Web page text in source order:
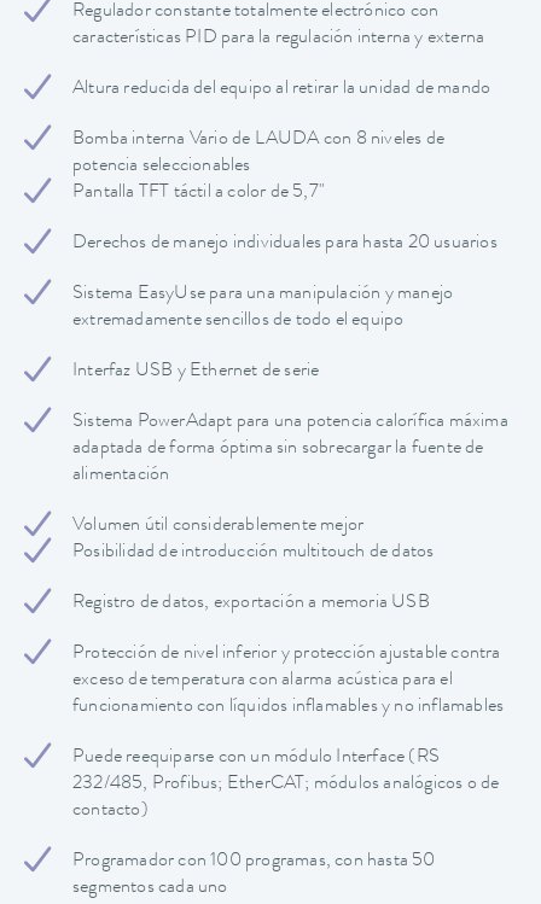
Regulador constante totalmente electrónico con
características PID para la regulación interna y externa
Altura reducida del equipo al retirar la unidad de mando
Bomba interna Vario de LAUDA con 8 niveles de
potencia seleccionables
Pantalla TFT táctil a color de 5,7"
Derechos de manejo individuales para hasta 20 usuarios
Sistema EasyUse para una manipulación y manejo
extremadamente sencillos de todo el equipo
Interfaz USB y Ethernet de serie
Sistema PowerAdapt para una potencia calorífica máxima
adaptada de forma óptima sin sobrecargar la fuente de
alimentación
Volumen útil considerablemente mejor
Posibilidad de introducción multitouch de datos
Registro de datos, exportación a memoria USB
Protección de nivel inferior y protección ajustable contra
exceso de temperatura con alarma acústica para el
funcionamiento con líquidos inflamables y no inflamables
Puede reequiparse con un módulo Interface (RS
232/485, Profibus; EtherCAT; módulos analógicos o de
contacto)
Programador con 100 programas, con hasta 50
segmentos cada uno